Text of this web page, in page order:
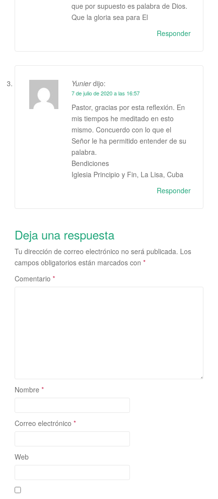
que por supuesto es palabra de Dios.
Que la gloria sea para El
Responder
Yunier dijo:
7 de julio de 2020 a las 16:57
Pastor, gracias por esta reflexión. En
mis tiempos he meditado en esto
mismo. Concuerdo con lo que el
Señor le ha permitido entender de su
palabra.
Bendiciones
Iglesia Principio y Fin, La Lisa, Cuba
Responder
Deja una respuesta
Tu dirección de correo electrónico no será publicada. Los
campos obligatorios están marcados con *
Comentario *
Nombre *
Correo electrónico *
Web